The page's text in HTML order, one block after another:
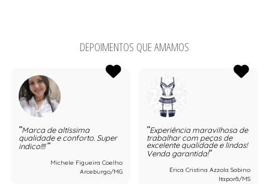
DEPOIMENTOS QUE AMAMOS
Marca de altíssima
qualidade e conforto. Super
indico!!!!
Michele Figueira Coelho
Arceburgo/MG
Experiência maravilhosa de
trabalhar com peças de
excelente qualidade e lindas!
Venda garantida!
Érica Cristina Azzola Sabino
Itaporã/MS